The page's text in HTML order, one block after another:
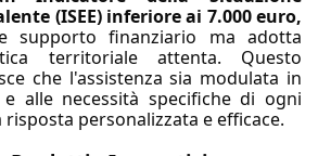
(ISEE) inferiore ai 7.000 euro,
supporto finanziario ma adotta
territoriale attenta. Questo
che l'assistenza sia modulata in
alle necessità specifiche di ogni
personalizzata e efficace.